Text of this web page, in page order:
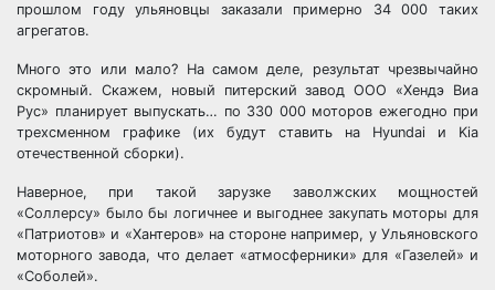
прошлом году ульяновцы заказали примерно 34 000 таких
агрегатов.
Много это или мало? На самом деле, результат чрезвычайно
скромный. Скажем, новый питерский завод ООО «Хендэ Виа
Рус» планирует выпускать… по 330 000 моторов ежегодно при
трехсменном графике (их будут ставить на Hyundai и Kia
отечественной сборки).
Наверное, при такой зарузке заволжских мощностей
«Соллерсу» было бы логичнее и выгоднее закупать моторы для
«Патриотов» и «Хантеров» на стороне например, у Ульяновского
моторного завода, что делает «атмосферники» для «Газелей» и
«Соболей».